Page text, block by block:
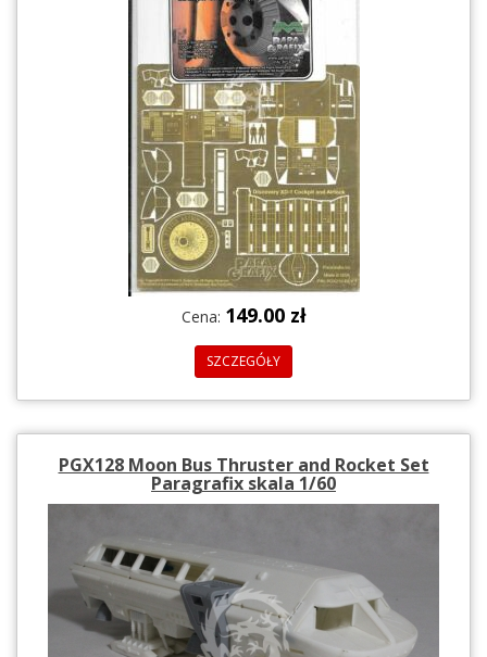
Cena: 149.00 zł
SZCZEGÓŁY
PGX128 Moon Bus Thruster and Rocket Set
Paragrafix skala 1/60